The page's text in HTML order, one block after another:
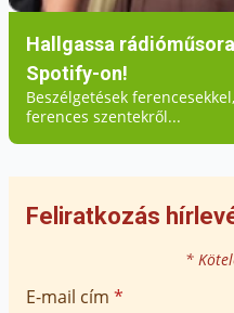
Hallgassa
Spotify-on!
Beszélgetések
ferences szentekről...
Feliratkozás
*
E-mail cím *